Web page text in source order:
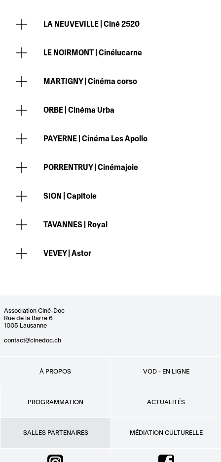
LA NEUVEVILLE | Ciné 2520
LE NOIRMONT | Cinélucarne
MARTIGNY | Cinéma corso
ORBE | Cinéma Urba
PAYERNE | Cinéma Les Apollo
PORRENTRUY | Cinémajoie
SION | Capitole
TAVANNES | Royal
VEVEY | Astor
Association Ciné-Doc
Rue de la Barre 6
1005 Lausanne
contact@cinedoc.ch
À PROPOS VOD - EN LIGNE
PROGRAMMATION ACTUALITÉS
SALLES PARTENAIRES MÉDIATION CULTURELLE